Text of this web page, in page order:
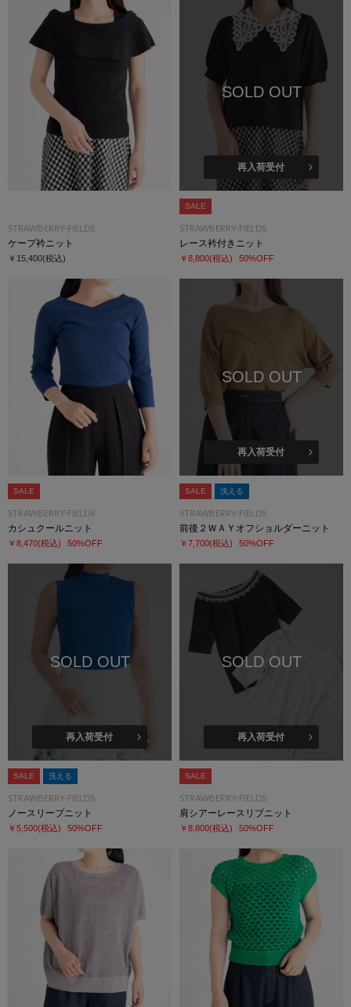
STRAWBERRY-FIELDS
ケープ衿ニット
￥15,400(税込)
SOLD OUT
再入荷受付
SALE
STRAWBERRY-FIELDS
レース衿付きニット
￥8,800(税込) 50%OFF
SALE
STRAWBERRY-FIELDS
カシュクールニット
￥8,470(税込) 50%OFF
SOLD OUT
再入荷受付
SALE 洗える
STRAWBERRY-FIELDS
前後２ＷＡＹオフショルダーニット
￥7,700(税込) 50%OFF
SOLD OUT
再入荷受付
SALE 洗える
STRAWBERRY-FIELDS
ノースリーブニット
￥5,500(税込) 50%OFF
SOLD OUT
再入荷受付
SALE
STRAWBERRY-FIELDS
肩シアーレースリブニット
￥8,800(税込) 50%OFF